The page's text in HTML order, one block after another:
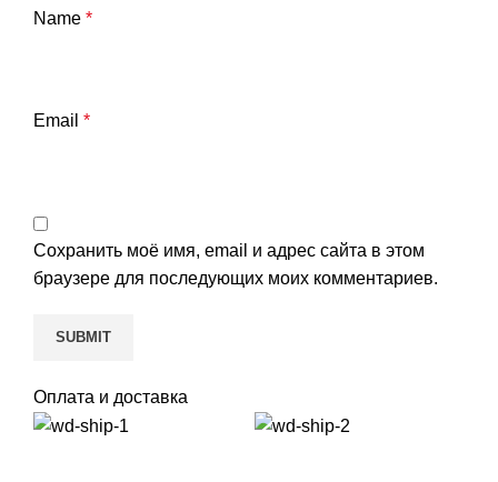
Name *
Email *
Сохранить моё имя, email и адрес сайта в этом
браузере для последующих моих комментариев.
Оплата и доставка